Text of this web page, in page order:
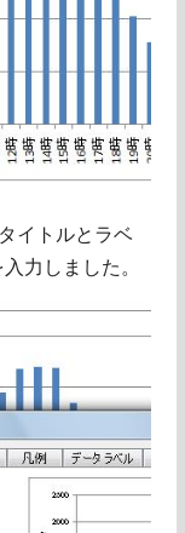
イトルとラベ
力しました。